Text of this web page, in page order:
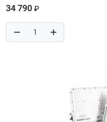
34 790 ₽